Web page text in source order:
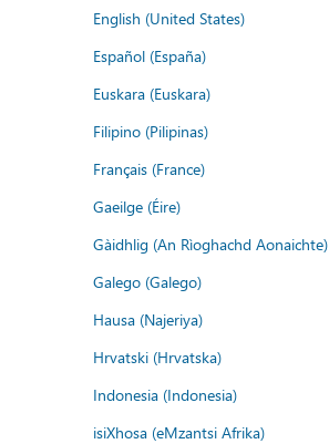
English (United States)
Español (España)
Euskara (Euskara)
Filipino (Pilipinas)
Français (France)
Gaeilge (Éire)
Gàidhlig (An Rìoghachd Aonaichte)
Galego (Galego)
Hausa (Najeriya)
Hrvatski (Hrvatska)
Indonesia (Indonesia)
isiXhosa (eMzantsi Afrika)